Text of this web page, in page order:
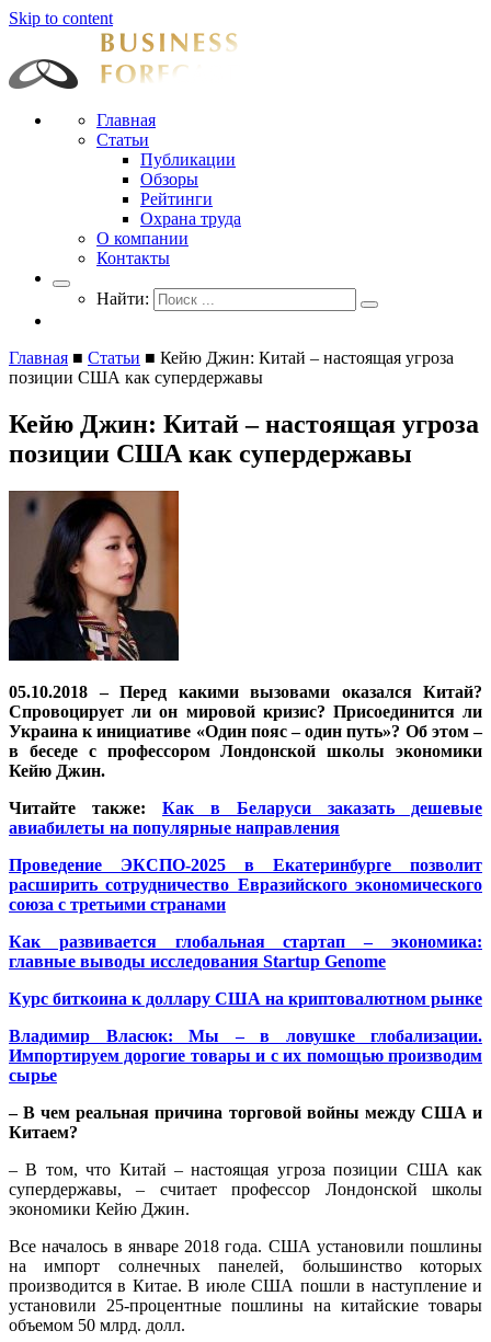
Skip to content
Businessforecast
Аналитика и прогнозирование для профессионалов
Главная
Статьи
Публикации
Обзоры
Рейтинги
Охрана труда
О компании
Контакты
Найти:
Главная ■ Статьи ■ Кейю Джин: Китай – настоящая угроза
позиции США как супердержавы
Кейю Джин: Китай – настоящая угроза
позиции США как супердержавы
05.10.2018 – Перед какими вызовами оказался Китай?
Спровоцирует ли он мировой кризис? Присоединится ли
Украина к инициативе «Один пояс – один путь»? Об этом –
в беседе с профессором Лондонской школы экономики
Кейю Джин.
Читайте также: Как в Беларуси заказать дешевые
авиабилеты на популярные направления
Проведение ЭКСПО-2025 в Екатеринбурге позволит
расширить сотрудничество Евразийского экономического
союза с третьими странами
Как развивается глобальная стартап – экономика:
главные выводы исследования Startup Genome
Курс биткоина к доллару США на криптовалютном рынке
Владимир Власюк: Мы – в ловушке глобализации.
Импортируем дорогие товары и с их помощью производим
сырье
– В чем реальная причина торговой войны между США и
Китаем?
– В том, что Китай – настоящая угроза позиции США как
супердержавы, – считает профессор Лондонской школы
экономики Кейю Джин.
Все началось в январе 2018 года. США установили пошлины
на импорт солнечных панелей, большинство которых
производится в Китае. В июле США пошли в наступление и
установили 25-процентные пошлины на китайские товары
объемом 50 млрд. долл.